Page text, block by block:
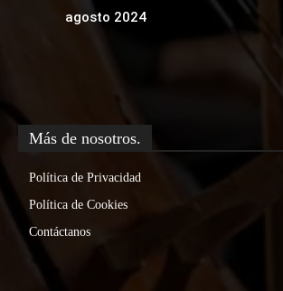
agosto 2024
Más de nosotros.
Política de Privacidad
Política de Cookies
Contáctanos